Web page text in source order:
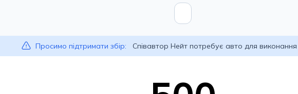
Просимо підтримати збір: Співавтор Нейт потребує авто для